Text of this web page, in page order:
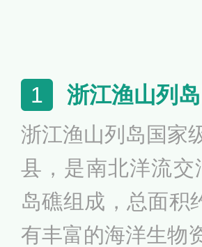
1 浙江渔山列
浙江渔山列岛国家
县，是南北洋流
岛礁组成，总面积
有丰富的海洋生物